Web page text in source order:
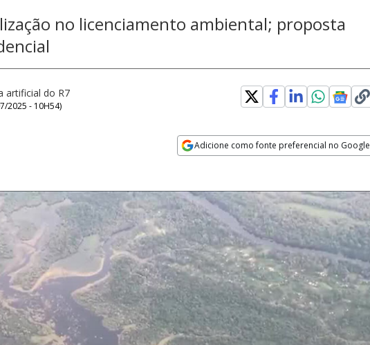
no licenciamento ambiental; proposta
artificial do R7
2025 - 10H54)
Adicione como fonte preferencial no Google